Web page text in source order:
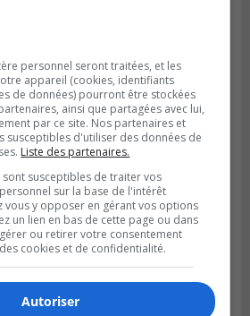
08h01
accélérer l’abandon des
personnel seront traitées, et les
appareil (cookies, identifiants
de données) pourront être stockées
ainsi que partagées avec lui,
par ce site. Nos partenaires et
susceptibles d'utiliser des données de
Liste des partenaires.
susceptibles de traiter vos
sur la base de l'intérêt
vous y opposer en gérant vos options
un lien en bas de cette page ou dans
ou retirer votre consentement
cookies et de confidentialité.
Autoriser